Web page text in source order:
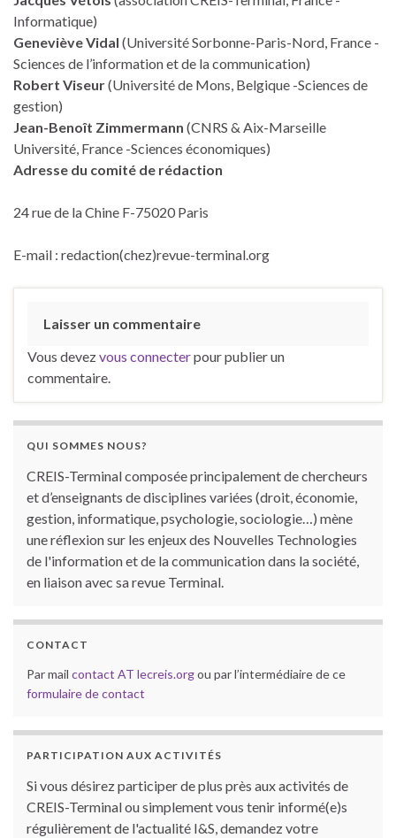
Informatique)
Geneviève Vidal (Université Sorbonne-Paris-Nord, France -
Sciences de l’information et de la communication)
Robert Viseur(Université de Mons, Belgique -Sciences de
gestion)
Jean-Benoît Zimmermann (CNRS & Aix-Marseille
Université, France -Sciences économiques)
Adresse du comité de rédaction
24 rue de la Chine F-75020 Paris
E-mail : redaction(chez)revue-terminal.org
Laisser un commentaire
Vous devezvous connecterpour publier un
commentaire.
QUI SOMMES NOUS?
CREIS-Terminal composée principalement de chercheurs
et d’enseignants de disciplines variées (droit, économie,
gestion, informatique, psychologie, sociologie…) mène
une réflexion sur les enjeux des Nouvelles Technologies
de l'information et de la communication dans la société,
en liaison avec sa revue Terminal.
CONTACT
Par mail contact AT lecreis.orgou par l’intermédiaire de ce
formulaire de contact
PARTICIPATION AUX ACTIVITÉS
Si vous désirez participer de plus près aux activités de
CREIS-Terminal ou simplement vous tenir informé(e)s
régulièrement de l'actualité I&S, demandez votre